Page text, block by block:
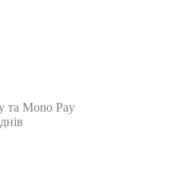
та Mono Pay